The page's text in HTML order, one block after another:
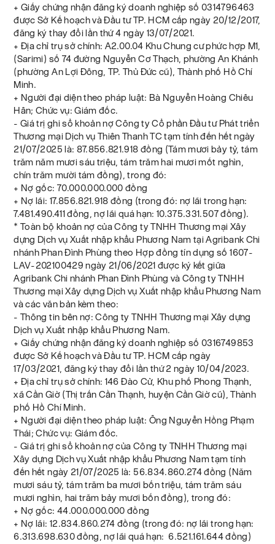
+ Giấy chứng nhận đăng ký doanh nghiệp số 0314796463
được Sở Kế hoạch và Đầu tư TP. HCM cấp ngày 20/12/2017,
đăng ký thay đổi lần thứ 4 ngày 13/07/2021.
+ Địa chỉ trụ sở chính: A2.00.04 Khu Chung cư phức hợp M1,
(Sarimi) số 74 đường Nguyễn Cơ Thạch, phường An Khánh
(phường An Lợi Đông, TP. Thủ Đức cũ), Thành phố Hồ Chí
Minh.
+ Người đại diện theo pháp luật: Bà Nguyễn Hoàng Chiêu
Hân; Chức vụ: Giám đốc.
- Giá trị ghi sổ khoản nợ Công ty Cổ phần Đầu tư Phát triển
Thương mại Dịch vụ Thiên Thanh TC tạm tính đến hết ngày
21/07/2025 là: 87.856.821.918 đồng (Tám mươi bảy tỷ, tám
trăm năm mươi sáu triệu, tám trăm hai mươi mốt nghìn,
chín trăm mười tám đồng), trong đó:
+ Nợ gốc: 70.000.000.000 đồng
+ Nợ lãi: 17.856.821.918 đồng (trong đó: nợ lãi trong hạn:
7.481.490.411 đồng, nợ lãi quá hạn: 10.375.331.507 đồng).
* Toàn bộ khoản nợ của Công ty TNHH Thương mại Xây
dựng Dịch vụ Xuất nhập khẩu Phương Nam tại Agribank Chi
nhánh Phan Đình Phùng theo Hợp đồng tín dụng số 1607-
LAV-202100429 ngày 21/06/2021 được ký kết giữa
Agribank Chi nhánh Phan Đình Phùng và Công ty TNHH
Thương mại Xây dựng Dịch vụ Xuất nhập khẩu Phương Nam
và các văn bản kèm theo:
- Thông tin bên nợ: Công ty TNHH Thương mại Xây dựng
Dịch vụ Xuất nhập khẩu Phương Nam.
+ Giấy chứng nhận đăng ký doanh nghiệp số 0316749853
được Sở Kế hoạch và Đầu tư TP. HCM cấp ngày
17/03/2021, đăng ký thay đổi lần thứ 2 ngày 10/04/2023.
+ Địa chỉ trụ sở chính: 146 Đào Cử, Khu phố Phong Thạnh,
xã Cần Giờ (Thị trấn Cần Thạnh, huyện Cần Giờ cũ), Thành
phố Hồ Chí Minh.
+ Người đại diện theo pháp luật: Ông Nguyễn Hồng Phạm
Thái; Chức vụ: Giám đốc.
- Giá trị ghi sổ khoản nợ của Công ty TNHH Thương mại
Xây dựng Dịch vụ Xuất nhập khẩu Phương Nam tạm tính
đến hết ngày 21/07/2025 là: 56.834.860.274 đồng (Năm
mươi sáu tỷ, tám trăm ba mươi bốn triệu, tám trăm sáu
mươi nghìn, hai trăm bảy mươi bốn đồng), trong đó:
+ Nợ gốc: 44.000.000.000 đồng
+ Nợ lãi: 12.834.860.274 đồng (trong đó: nợ lãi trong hạn:
6.313.698.630 đồng, nợ lãi quá hạn: 6.521.161.644 đồng)